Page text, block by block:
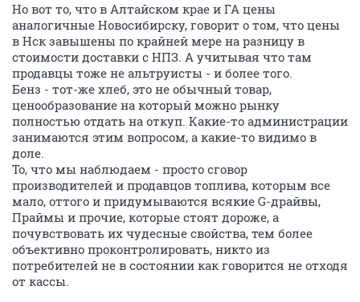
Но вот то, что в Алтайском крае и ГА цены
аналогичные Новосибирску, говорит о том, что цены
в Нск завышены по крайней мере на разницу в
стоимости доставки с НПЗ. А учитывая что там
продавцы тоже не альтруисты - и более того.
Бенз - тот-же хлеб, это не обычный товар,
ценообразование на который можно рынку
полностью отдать на откуп. Какие-то администрации
занимаются этим вопросом, а какие-то видимо в
доле.
То, что мы наблюдаем - просто сговор
производителей и продавцов топлива, которым все
мало, оттого и придумываются всякие G-драйвы,
Праймы и прочие, которые стоят дороже, а
почувствовать их чудесные свойства, тем более
объективно проконтролировать, никто из
потребителей не в состоянии как говорится не отходя
от кассы.